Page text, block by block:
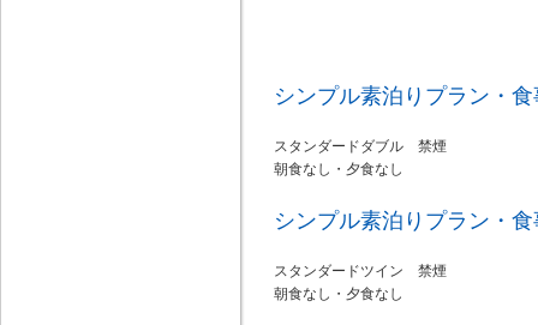
シンプル素泊りプラン・
スタンダードダブル 禁煙
朝食なし・夕食なし
シンプル素泊りプラン・
スタンダードツイン 禁煙
朝食なし・夕食なし